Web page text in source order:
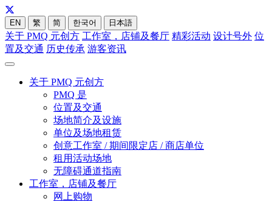
EN 繁 简 한국어 日本語
关于 PMQ 元创方 工作室，店铺及餐厅 精彩活动 设计号外 位
置及交通 历史传承 游客资讯
关于 PMQ 元创方
PMQ 是
位置及交通
场地简介及设施
单位及场地租赁
创意工作室 / 期间限定店 / 商店单位
租用活动场地
无障碍通道指南
工作室，店铺及餐厅
网上购物